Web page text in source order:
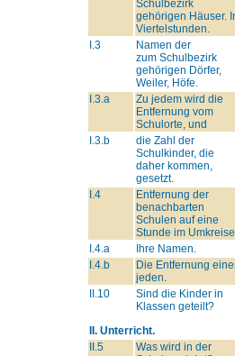
Schulbezirk
gehörigen Häuser.
Viertelstunden.
I.3
Namen der
zum Schulbezirk
gehörigen Dörfer,
Weiler, Höfe.
I.3.a
Zu jedem wird die
Entfernung vom
Schulorte, und
I.3.b
die Zahl der
Schulkinder, die
daher kommen,
gesetzt.
I.4
Entfernung der
benachbarten
Schulen auf eine
Stunde im
I.4.a
Ihre Namen.
I.4.b
Die Entfernung
jeden.
II.10
Sind die Kinder in
Klassen geteilt?
II. Unterricht.
II.5
Was wird in der